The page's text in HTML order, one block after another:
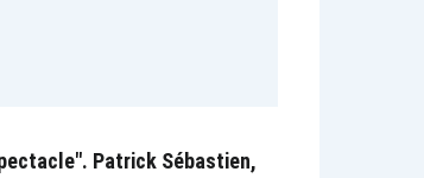
Patrick Sébastien,